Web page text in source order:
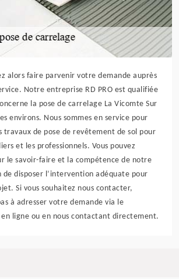
alors faire parvenir votre demande auprès
Notre entreprise RD PRO est qualifiée
la pose de carrelage La Vicomte Sur
environs. Nous sommes en service pour
travaux de pose de revêtement de sol pour
et les professionnels. Vous pouvez
le savoir-faire et la compétence de notre
de disposer l’intervention adéquate pour
Si vous souhaitez nous contacter,
à adresser votre demande via le
ligne ou en nous contactant directement.